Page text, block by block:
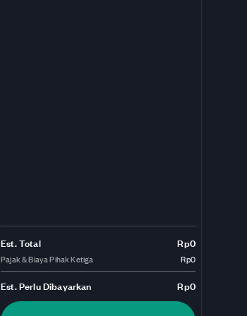
Est. Total Rp0
Pajak & Biaya Pihak Ketiga Rp0
Est.Perlu Dibayarkan Rp0